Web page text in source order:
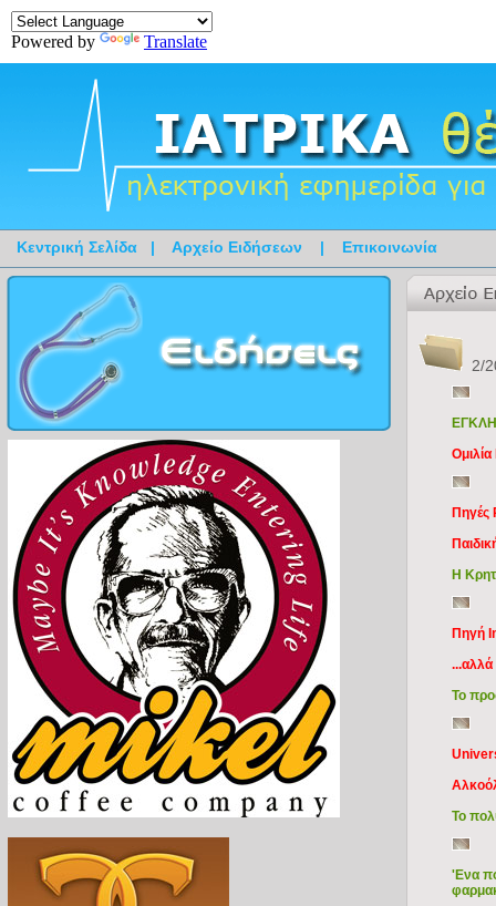
Powered by Translate
Κεντρική Σελίδα | Αρχείο Ειδήσεων | Επικοινωνία
2/
Πηγές
Η
Πηγή
...αλλά
Το
Το
'Ενα